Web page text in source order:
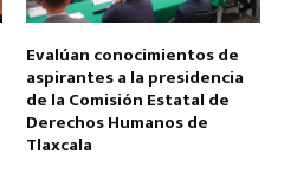
Evalúan conocimientos de
aspirantes a la presidencia
de la Comisión Estatal de
Derechos Humanos de
Tlaxcala